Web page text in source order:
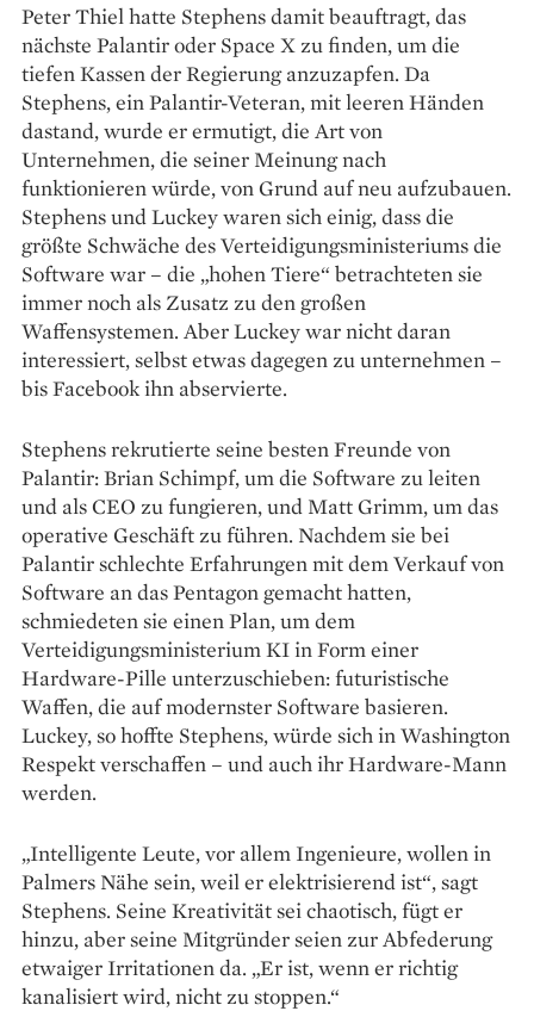
Peter Thiel hatte Stephens damit beauftragt, das
nächste Palantir oder Space X zu finden, um die
tiefen Kassen der Regierung anzuzapfen. Da
Stephens, ein Palantir-Veteran, mit leeren Händen
dastand, wurde er ermutigt, die Art von
Unternehmen, die seiner Meinung nach
funktionieren würde, von Grund auf neu aufzubauen.
Stephens und Luckey waren sich einig, dass die
größte Schwäche des Verteidigungsministeriums die
Software war – die „hohen Tiere“ betrachteten sie
immer noch als Zusatz zu den großen
Waffensystemen. Aber Luckey war nicht daran
interessiert, selbst etwas dagegen zu unternehmen –
bis Facebook ihn abservierte.
Stephens rekrutierte seine besten Freunde von
Palantir: Brian Schimpf, um die Software zu leiten
und als CEO zu fungieren, und Matt Grimm, um das
operative Geschäft zu führen. Nachdem sie bei
Palantir schlechte Erfahrungen mit dem Verkauf von
Software an das Pentagon gemacht hatten,
schmiedeten sie einen Plan, um dem
Verteidigungsministerium KI in Form einer
Hardware-Pille unterzuschieben: futuristische
Waffen, die auf modernster Software basieren.
Luckey, so hoffte Stephens, würde sich in Washington
Respekt verschaffen – und auch ihr Hardware-Mann
werden.
„Intelligente Leute, vor allem Ingenieure, wollen in
Palmers Nähe sein, weil er elektrisierend ist“, sagt
Stephens. Seine Kreativität sei chaotisch, fügt er
hinzu, aber seine Mitgründer seien zur Abfederung
etwaiger Irritationen da. „Er ist, wenn er richtig
kanalisiert wird, nicht zu stoppen.“